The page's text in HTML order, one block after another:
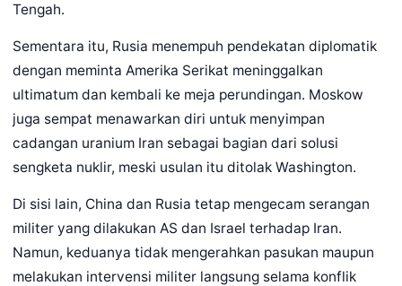
Tengah.
Sementara itu, Rusia menempuh pendekatan diplomatik
dengan meminta Amerika Serikat meninggalkan
ultimatum dan kembali ke meja perundingan. Moskow
juga sempat menawarkan diri untuk menyimpan
cadangan uranium Iran sebagai bagian dari solusi
sengketa nuklir, meski usulan itu ditolak Washington.
Di sisi lain, China dan Rusia tetap mengecam serangan
militer yang dilakukan AS dan Israel terhadap Iran.
Namun, keduanya tidak mengerahkan pasukan maupun
melakukan intervensi militer langsung selama konflik